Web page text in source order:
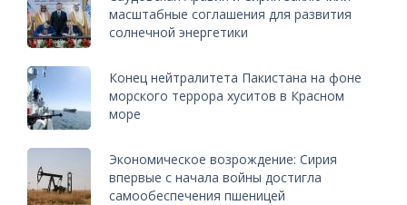
масштабные соглашения для развития
солнечной энергетики
Конец нейтралитета Пакистана на фоне
морского террора хуситов в Красном
море
Экономическое возрождение: Сирия
впервые с начала войны достигла
самообеспечения пшеницей